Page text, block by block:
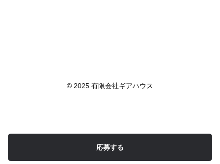
応募する
© 2025 有限会社ギアハウス